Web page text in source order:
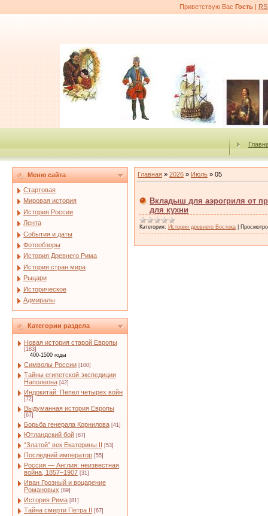
Приветствую Вас Гость |
Меню сайта
Стартовая
Мировая история
История России
Лента
События и даты
Фотообзоры
История Древнего Рима
История стран мира
Рыцари
Историческое
Адмиралы
Категории раздела
Новая история старой Европы
[183]
400-1500 годы
Символы России [100]
Тайны египетской экспедиции
Наполеона [42]
Индокитай: Пепел четырех войн
[72]
Выдуманная история Европы
[67]
Борьба генерала Корнилова [41]
Ютландский бой [87]
“Златой” век Екатерины II [53]
Последний император [55]
Россия — Англия: неизвестная
война, 1857–1907 [31]
Иван Грозный и воцарение
Романовых [89]
История Рима [81]
Тайна смерти Петра II [67]
Главная » 2026 » Июль » 05
Вкладыш для аэрогриля от
для кухни
Категория: История древнего Востока